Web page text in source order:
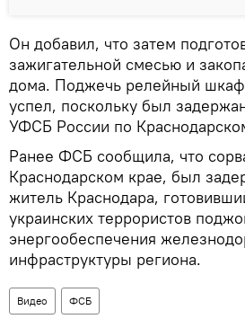
Он добавил, что затем
зажигательной смесью и
дома. Поджечь релейный шкаф
успел, поскольку был
УФСБ России по
Ранее ФСБ сообщила, что
Краснодарском крае, был
житель Краснодара,
украинских террористов
энергообеспечения
инфраструктуры региона.
Видео ФСБ